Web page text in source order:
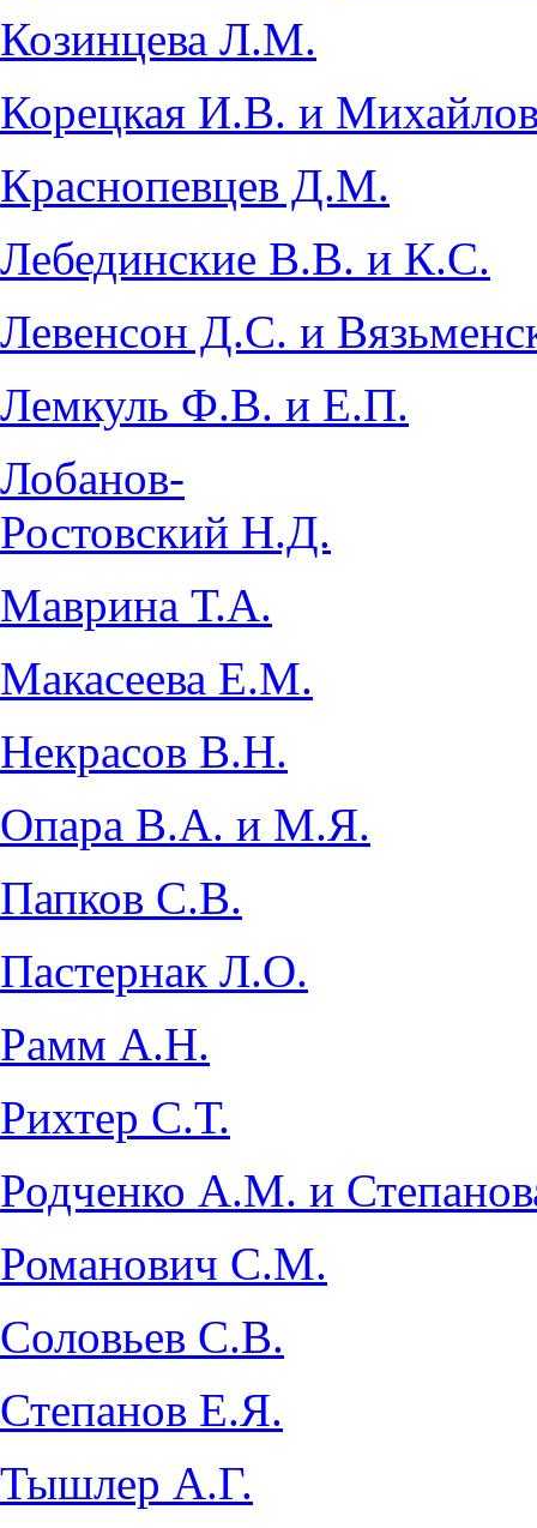
Козинцева Л.М.
Корецкая И.В. и
Краснопевцев Д.М.
Лебединские В.В. и К.С.
Левенсон Д.С. и
Лемкуль Ф.В. и Е.П.
Лобанов-
Ростовский Н.Д.
Маврина Т.А.
Макасеева Е.М.
Некрасов В.Н.
Опара В.А. и М.Я.
Папков С.В.
Пастернак Л.О.
Рамм А.Н.
Рихтер С.Т.
Родченко А.М. и
Романович С.М.
Соловьев С.В.
Степанов Е.Я.
Тышлер А.Г.